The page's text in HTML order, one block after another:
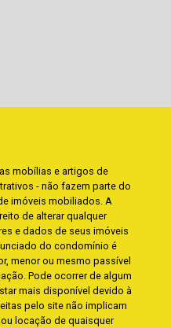
mobílias e artigos de
- não fazem parte do
imóveis mobiliados. A
de alterar qualquer
e dados de seus imóveis
do condomínio é
menor ou mesmo passível
Pode ocorrer de algum
mais disponível devido à
pelo site não implicam
locação de quaisquer